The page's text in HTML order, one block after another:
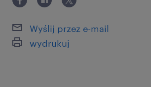
Wyślij przez e-mail
wydrukuj